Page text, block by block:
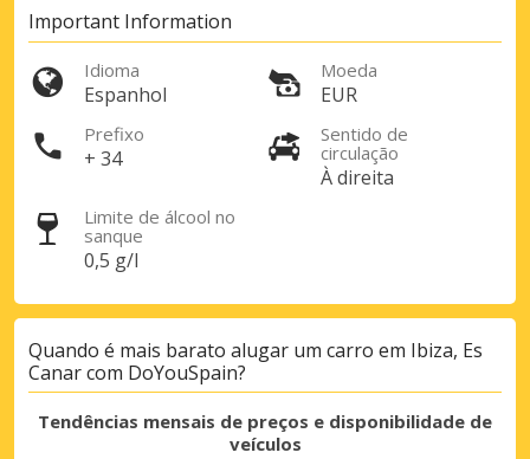
Important Information
Idioma
Espanhol
Moeda
EUR
Prefixo
+ 34
Sentido de
circulação
À direita
Limite de álcool no
sanque
0,5 g/l
Quando é mais barato alugar um carro em Ibiza, Es
Canar com DoYouSpain?
Tendências mensais de preços e disponibilidade de
veículos